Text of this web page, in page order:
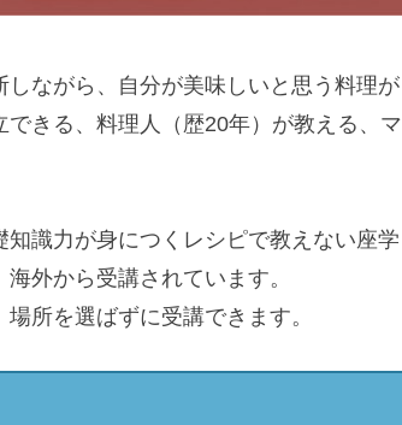
ながら、自分が美味しいと思う料理が
きる、料理人（歴20年）が教える、マ
識力が身につくレシピで教えない座学
外から受講されています。
所を選ばずに受講できます。